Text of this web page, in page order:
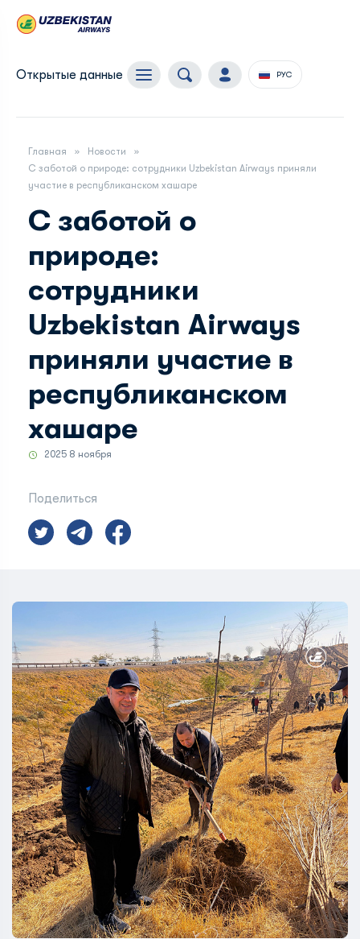
Открытые данные РУС
Главная
Новости
С заботой о природе: сотрудники Uzbekistan Airways приняли
участие в республиканском хашаре
С заботой о
природе:
сотрудники
Uzbekistan Airways
приняли участие в
республиканском
хашаре
2025 8 ноября
Поделиться